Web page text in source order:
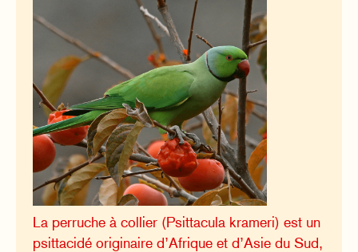
La perruche à collier (Psittacula krameri) est un
psittacidé originaire d’Afrique et d’Asie du Sud,